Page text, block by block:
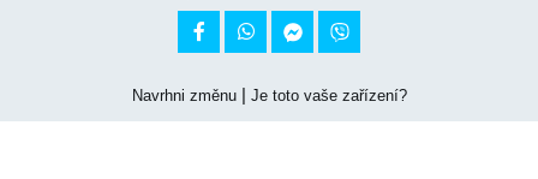
 
Navrhni změnu| Je toto vaše zařízení?